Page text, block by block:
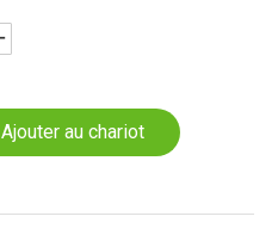
Ajouter au chariot